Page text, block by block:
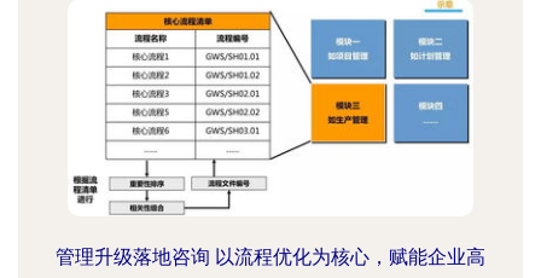
管理升级落地咨询 以流程优化为核心，赋能企业高